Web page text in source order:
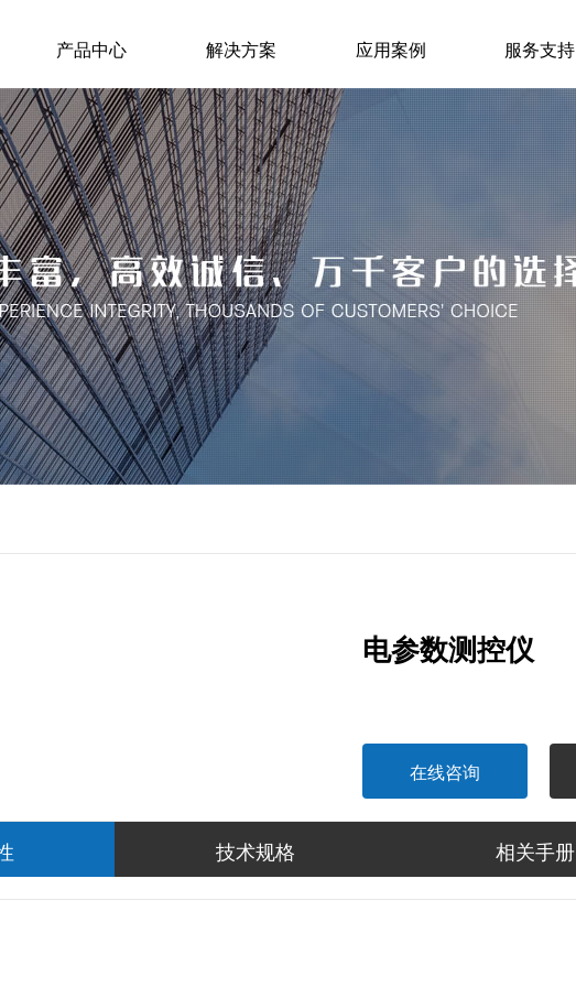
产品中心 解决方案 应用案例 服务支持
电参数测控仪
在线咨询
技术规格 相关手册